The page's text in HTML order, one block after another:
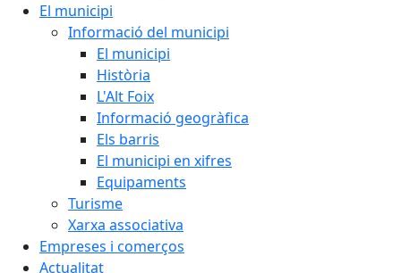
El municipi
Informació del municipi
El municipi
Història
L'Alt Foix
Informació geogràfica
Els barris
El municipi en xifres
Equipaments
Turisme
Xarxa associativa
Empreses i comerços
Actualitat